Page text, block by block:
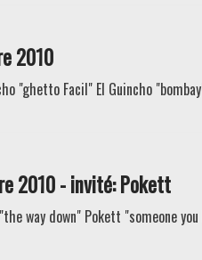
2010
"ghetto Facil" El Guincho
2010 - invité: Pokett
way down" Pokett "someone